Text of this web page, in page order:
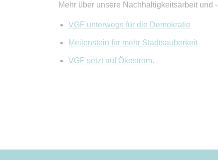
Mehr über unsere Nachhaltigkeitsarbeit und
VGF unterwegs für die Demokratie
Meilenstein für mehr Stadtsauberkeit
VGF setzt auf Ökostrom.